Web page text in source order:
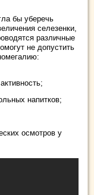
бы уберечь
селезенки,
различные
не допустить
напитков;
осмотров у